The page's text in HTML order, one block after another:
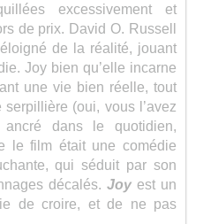
excessivement et
de prix. David O. Russell
de la réalité, jouant
Joy bien qu’elle incarne
une vie bien réelle, tout
(oui, vous l’avez
dans le quotidien,
le film était une comédie
qui séduit par son
décalés. Joy est un
de croire, et de ne pas